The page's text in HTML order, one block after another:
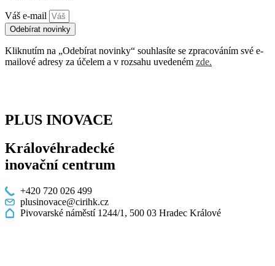
Váš e-mail
Odebírat novinky
Kliknutím na „Odebírat novinky“ souhlasíte se zpracováním své e-
mailové adresy za účelem a v rozsahu uvedeném zde.
PLUS INOVACE
Královéhradecké
inovační centrum
+420 720 026 499
plusinovace@cirihk.cz
Pivovarské náměstí 1244/1, 500 03 Hradec Králové